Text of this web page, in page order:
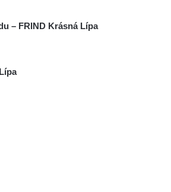
– FRIND Krásná Lípa